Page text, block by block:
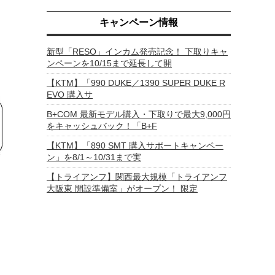
キャンペーン情報
新型「RESO」インカム発売記念！ 下取りキャ
ンペーンを10/15まで延長して開
【KTM】「990 DUKE／1390 SUPER DUKE R
EVO 購入サ
B+COM 最新モデル購入・下取りで最大9,000円
をキャッシュバック！「B+F
【KTM】「890 SMT 購入サポートキャンペー
ン」を8/1～10/31まで実
【トライアンフ】関西最大規模「トライアンフ
大阪東 開設準備室」がオープン！ 限定